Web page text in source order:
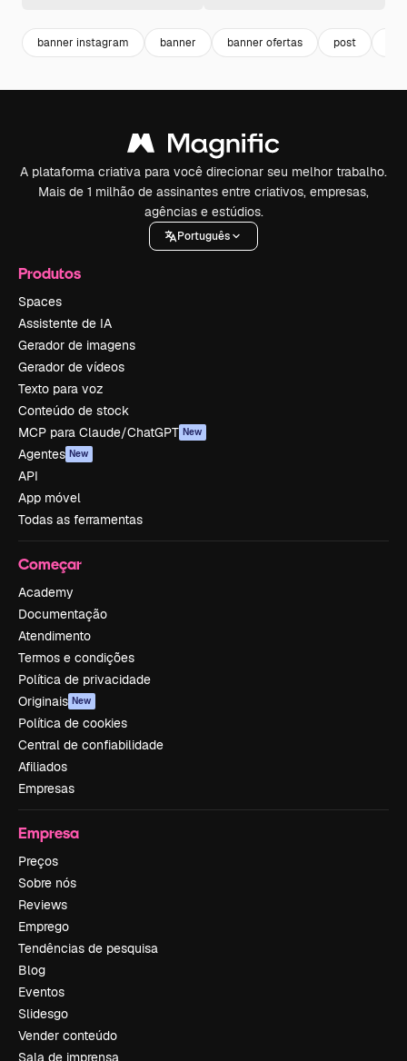
banner instagram banner banner ofertas post
A plataforma criativa para você direcionar seu melhor trabalho.
Mais de 1 milhão de assinantes entre criativos, empresas,
agências e estúdios.
Português
Produtos
Spaces
Assistente de IA
Gerador de imagens
Gerador de vídeos
Texto para voz
Conteúdo de stock
MCP para Claude/ChatGPT New
Agentes New
API
App móvel
Todas as ferramentas
Começar
Academy
Documentação
Atendimento
Termos e condições
Política de privacidade
Originais New
Política de cookies
Central de confiabilidade
Afiliados
Empresas
Empresa
Preços
Sobre nós
Reviews
Emprego
Tendências de pesquisa
Blog
Eventos
Slidesgo
Vender conteúdo
Sala de imprensa